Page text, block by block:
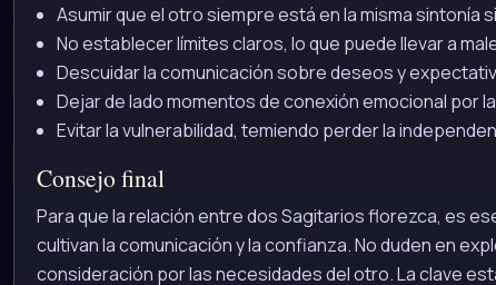
Asumir que el otro siempre está en la misma sintonía
No establecer límites claros, lo que puede llevar a
Descuidar la comunicación sobre deseos y
Dejar de lado momentos de conexión emocional por
Evitar la vulnerabilidad, temiendo perder la
Consejo final
Para que la relación entre dos Sagitarios florezca, es
cultivan la comunicación y la confianza. No duden en
consideración por las necesidades del otro. La clave